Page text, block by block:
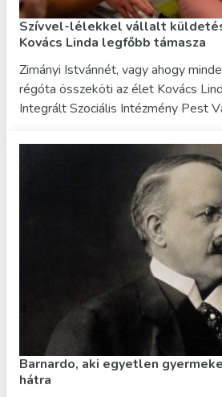
Szívvel-lélekkel vállalt
Kovács Linda legfőbb támasza
Zimányi Istvánnét, vagy ahogy
régóta összeköti az élet Kovács
Integrált Szociális Intézmény Pest
Barnardo, aki egyetlen
hátra